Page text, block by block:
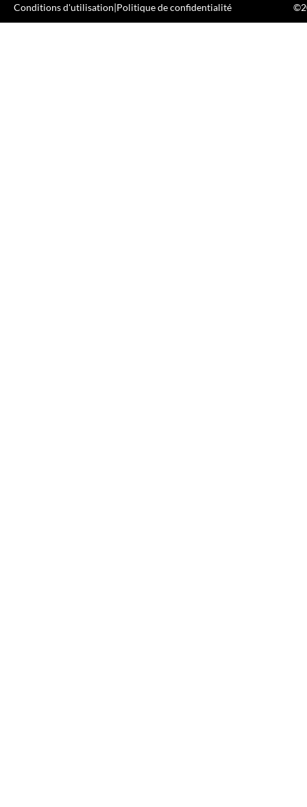
Conditions d'utilisation|Politique de confidentialité